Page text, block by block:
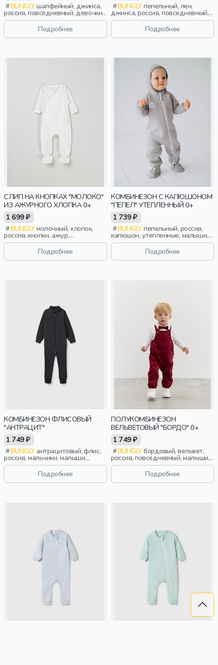
BUNGLYшалфейный, джинса,
россия, повседневный, девочки,
малыши, дошкольники, дети
Подробнее
BUNGLYпепельный, лен,
джинса, россия, повседневный,
девочки, малыши, дошкольники,
Подробнее
СЛИП НА КНОПКАХ "МОЛОКО"
ИЗ АЖУРНОГО ХЛОПКА 0+
1 699 ₽
BUNGLYмолочный, хлопок,
россия, кнопки, ажур,
новорожденные, дети
Подробнее
КОМБИНЕЗОН С КАПЮШОНОМ
"ПЕПЕЛ" УТЕПЛЕННЫЙ 0+
1 739 ₽
BUNGLYпепельный, россия,
капюшон, утепленные, малыши,
дети
Подробнее
КОМБИНЕЗОН ФЛИСОВЫЙ
"АНТРАЦИТ"
1 749 ₽
BUNGLYантрацитовый, флис,
россия, мальчики, малыши,
дошкольники, дети
Подробнее
ПОЛУКОМБИНЕЗОН
ВЕЛЬВЕТОВЫЙ "БОРДО" 0+
1 749 ₽
BUNGLYбордовый, вельвет,
россия, повседневный, малыши,
дети
Подробнее